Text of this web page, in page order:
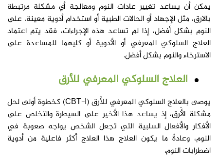
يمكن أن يساعد تغيير عادات النوم ومعالجة أي مشكلة مرتبطة
بالارق، مثل الإجهاد أو الحالات الطبية أو استخدام أدوية معينة، على
النوم بشكل أفضل، إذا لم تساعد هذه الإجراءات، فقد يتم اعتماد
العلاج السلوكي المعرفي أو الأدوية أو كليهما للمساعدة على
الاسترخاء والنوم بشكل أفضل.
العلاج السلوكي المعرفي للأرق
يوصى بالعلاج السلوكي المعرفي للأَرق (CBT-I) كخطوة أولى لحل
مشكلة الأَرق، إذ يساعد هذا الأخير على السيطرة والتخلص على
الأفكار والأفعال السلبية التي تجعل الشخص يواجه صعوبة في
النوم، وعادةً ما يكون العلاج هذا العلاج أكثر فاعلية من أدوية
اضطرابات النوم.